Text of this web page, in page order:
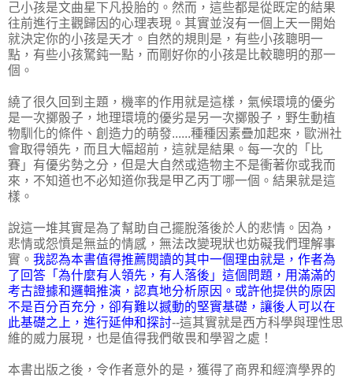
己小孩是文曲星下凡投胎的。然而，這些都是從既定的結果
往前進行主觀歸因的心理表現。其實並沒有一個上天一開始
就決定你的小孩是天才。自然的規則是，有些小孩聰明一
點，有些小孩駑鈍一點，而剛好你的小孩是比較聰明的那一
個。
繞了很久回到主題，機率的作用就是這樣，氣候環境的優劣
是一次擲骰子，地理環境的優劣是另一次擲骰子，野生動植
物馴化的條件、創造力的萌發......種種因素疊加起來，歐洲社
會取得領先，而且大幅超前，這就是結果。每一次的「比
賽」有優劣勢之分，但是大自然或造物主不是衝著你或我而
來，不知道也不必知道你我是甲乙丙丁哪一個。結果就是這
樣。
說這一堆其實是為了幫助自己擺脫落後於人的悲情。因為，
悲情或怨憤是無益的情感，無法改變現狀也妨礙我們理解事
實。 我認為本書值得推薦閱讀的其中一個理由就是，作者為
了回答「為什麼有人領先，有人落後」這個問題，用滿滿的
考古證據和邏輯推演，認真地分析原因。或許他提供的原因
不是百分百充分，卻有難以撼動的堅實基礎，讓後人可以在
此基礎之上，進行延伸和探討--這其實就是西方科學與理性思
維的威力展現，也是值得我們敬畏和學習之處！
本書出版之後，令作者意外的是，獲得了商界和經濟學界的